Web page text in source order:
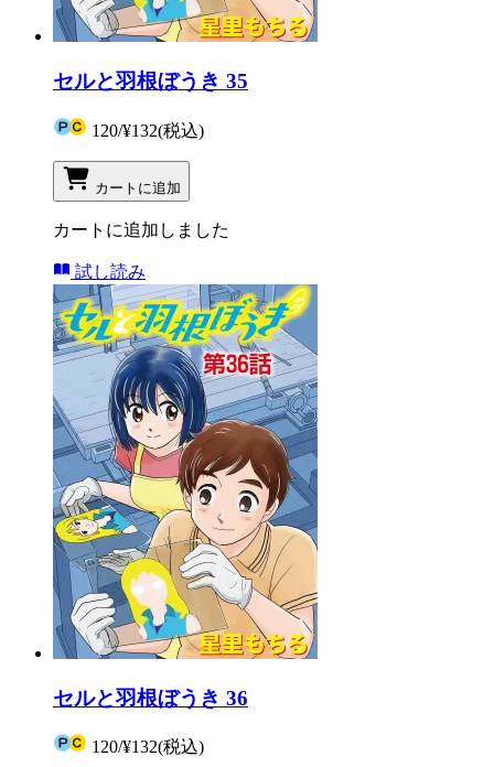
セルと羽根ぼうき 35
120/¥132(税込)
カートに追加
カートに追加しました
試し読み
セルと羽根ぼうき 36
120/¥132(税込)